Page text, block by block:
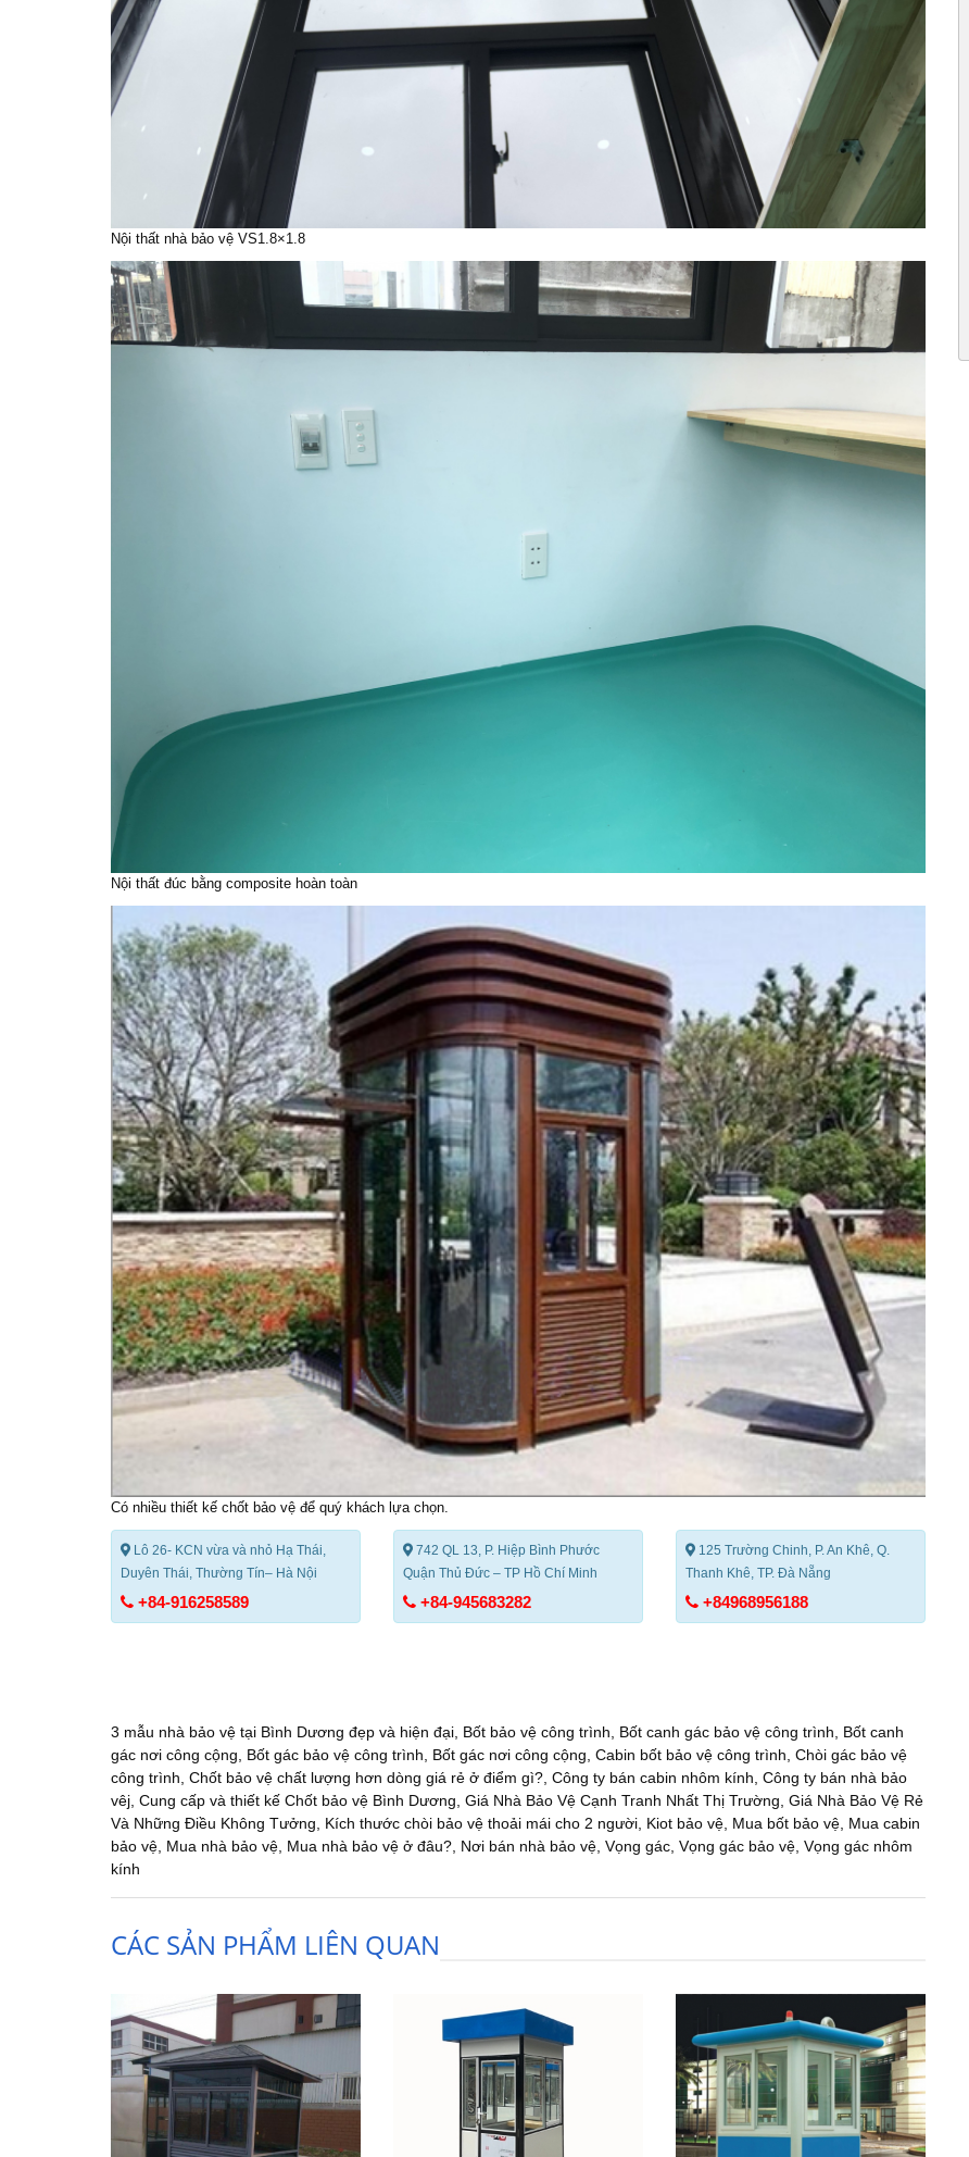
Nội thất nhà bảo vệ VS1.8×1.8
Nội thất đúc bằng composite hoàn toàn
Có nhiều thiết kế chốt bảo vệ để quý khách lựa chọn.
Lô 26- KCN vừa và nhỏ Hạ Thái,
Duyên Thái, Thường Tín– Hà Nội
+84-916258589
742 QL 13, P. Hiệp Bình Phước
Quận Thủ Đức – TP Hồ Chí Minh
+84-945683282
125 Trường Chinh, P. An Khê, Q.
Thanh Khê, TP. Đà Nẵng
+84968956188
3 mẫu nhà bảo vệ tại Bình Dương đẹp và hiện đại Bốt bảo vệ công trình Bốt canh gác bảo vệ công trình
Bốt canh
gác nơi công cộng
Bốt gác bảo vệ công trình Bốt gác nơi công cộng Cabin bốt bảo vệ công trình Chòi gác bảo vệ
công trình Chốt bảo vệ chất lượng hơn dòng giá rẻ ở điểm gì? Công ty bán cabin nhôm kính Công ty bán nhà bảo
vêj Cung cấp và thiết kế Chốt bảo vệ Bình Dương Giá Nhà Bảo Vệ Cạnh Tranh Nhất Thị Trường Giá Nhà Bảo Vệ Rẻ
Và Những Điều Không Tưởng
Kích thước chòi bảo vệ thoải mái cho 2 người Kiot bảo vệ Mua bốt bảo vệ Mua cabin
bảo vệ Mua nhà bảo vệ Mua nhà bảo vệ ở đâu? Nơi bán nhà bảo vệ Vọng gác Vọng gác bảo vệ Vọng gác nhôm
kính
CÁC SẢN PHẨM LIÊN QUAN